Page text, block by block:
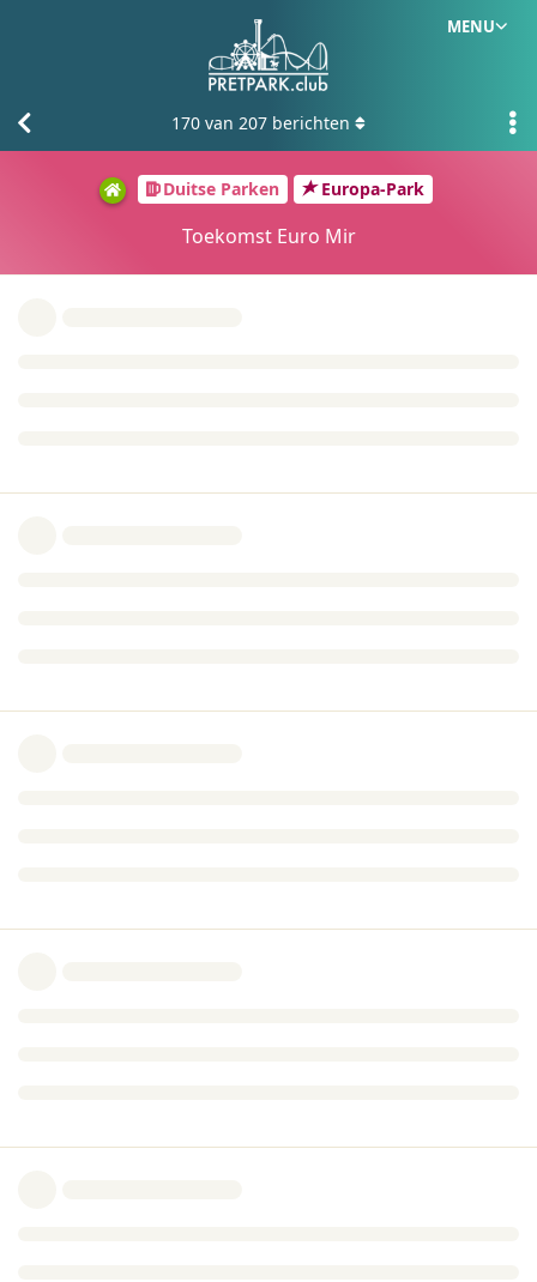
MENU
Duitse Parken Europa-Park
Toekomst Euro Mir
170 van 207 berichten